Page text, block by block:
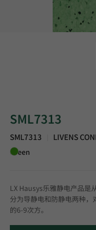
SML7313, LIVENS
SML7313
SML7313 LIVENS
Green
LX Hausys乐雅静电产品是
分为导静电和防静电两种
的6-9次方。